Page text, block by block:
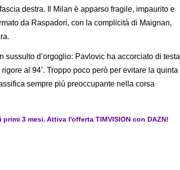
destra. Il Milan è apparso fragile, impaurito e
da Raspadori, con la complicità di Maignan,
sussulto d’orgoglio: Pavlovic ha accorciato di testa
al 94’. Troppo poco però per evitare la quinta
sempre più preoccupante nella corsa
primi 3 mesi. Attiva l'offerta TIMVISION con DAZN!